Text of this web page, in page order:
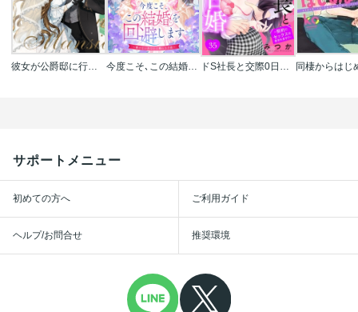
彼女が公爵邸に行った理由 今度こそ､この結婚を回避します～愛のないあなたと離れる方法～ ドS社長と交際0日婚 ～契約にセックスは含まれます!?～ 【単話売】
サポートメニュー
初めての方へ ご利用ガイド
ヘルプ/お問合せ 推奨環境